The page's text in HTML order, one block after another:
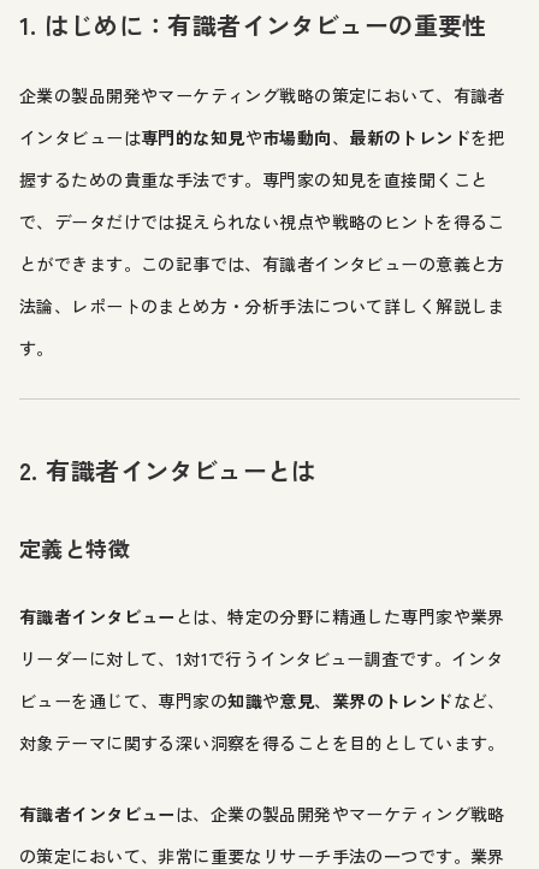
1. はじめに：有識者インタビューの重要性
企業の製品開発やマーケティング戦略の策定において、有識者
インタビューは専門的な知見や市場動向、 最新のトレンドを把
握するための貴重な手法です。専門家の知見を直接聞くこと
で、データだけでは捉えられない視点や戦略のヒントを得るこ
とができます。この記事では、有識者インタビューの意義と方
法論、レポートのまとめ方・分析手法について詳しく解説しま
す。
2. 有識者インタビューとは
定義と特徴
有識者インタビュー とは、特定の分野に精通した専門家や業界
リーダーに対して、1対1で行うインタビュー調査です。インタ
ビューを通じて、専門家の知識や意見、 業界のトレンドなど、
対象テーマに関する深い洞察を得ることを目的としています。
有識者インタビューは、企業の製品開発やマーケティング戦略
の策定において、非常に重要なリサーチ手法の一つです。業界